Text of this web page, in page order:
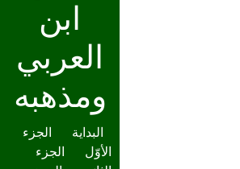
ابن
العربي
ومذهبه
البداية
الجزء
الأوّل
الجزء